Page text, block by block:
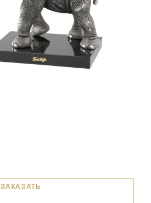
ЗАКАЗАТЬ